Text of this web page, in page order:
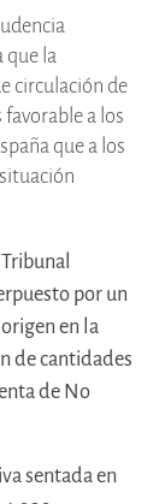
que la
circulación de
a los
que a los
por un
en la
de cantidades
de No
sentada en